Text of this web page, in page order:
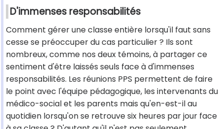
D'immenses responsabilités
Comment gérer une classe entière lorsqu'il faut sans
cesse se préoccuper du cas particulier ? Ils sont
nombreux, comme nos deux témoins, à partager ce
sentiment d'être laissés seuls face à d'immenses
responsabilités. Les réunions PPS permettent de faire
le point avec l'équipe pédagogique, les intervenants du
médico-social et les parents mais qu'en-est-il au
quotidien lorsqu'on se retrouve six heures par jour face